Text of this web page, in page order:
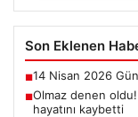
Son Eklenen
■14 Nisan 2026
■Olmaz denen oldu!
hayatını kaybetti